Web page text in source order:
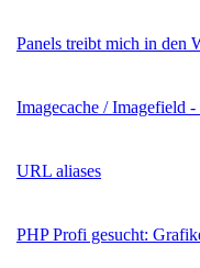
Panels treibt mich in den
Imagecache / Imagefield
URL aliases
PHP Profi gesucht: